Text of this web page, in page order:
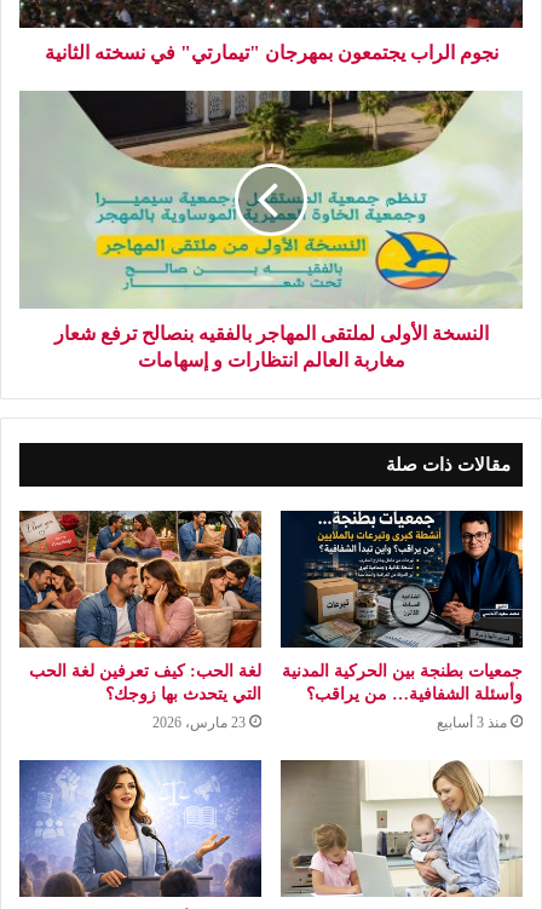
نجوم الراب يجتمعون بمهرجان "تيمارتي" في نسخته الثانية
النسخة الأولى لملتقى المهاجر بالفقيه بنصالح ترفع شعار
مغاربة العالم انتظارات و إسهامات
مقالات ذات صلة
جمعيات بطنجة بين الحركية المدنية
وأسئلة الشفافية… من يراقب؟
منذ 3 أسابيع
لغة الحب: كيف تعرفين لغة الحب
التي يتحدث بها زوجك؟
23 مارس، 2026